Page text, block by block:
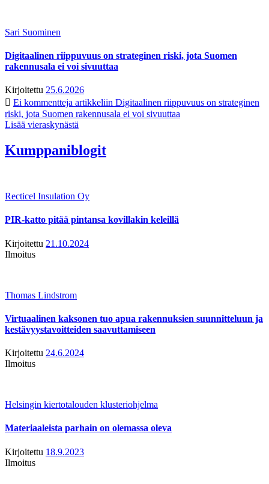
Sari Suominen
Digitaalinen riippuvuus on strateginen riski, jota Suomen
rakennusala ei voi sivuuttaa
Kirjoitettu 25.6.2026
Ei kommentteja artikkeliin Digitaalinen riippuvuus on strateginen
riski, jota Suomen rakennusala ei voi sivuuttaa
Lisää vieraskynästä
Kumppaniblogit
Recticel Insulation Oy
PIR-katto pitää pintansa kovillakin keleillä
Kirjoitettu 21.10.2024
Ilmoitus
Thomas Lindstrom
Virtuaalinen kaksonen tuo apua rakennuksien suunnitteluun ja
kestävyystavoitteiden saavuttamiseen
Kirjoitettu 24.6.2024
Ilmoitus
Helsingin kiertotalouden klusteriohjelma
Materiaaleista parhain on olemassa oleva
Kirjoitettu 18.9.2023
Ilmoitus